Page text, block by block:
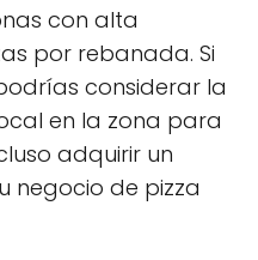
con alta
por rebanada. Si
considerar la
en la zona para
adquirir un
negocio de pizza